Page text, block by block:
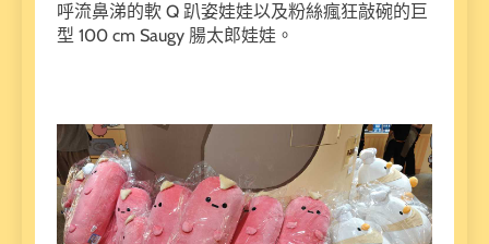
呼流鼻涕的軟 Q 趴姿娃娃以及粉絲瘋狂敲碗的巨
型 100 cm Saugy 腸太郎娃娃。